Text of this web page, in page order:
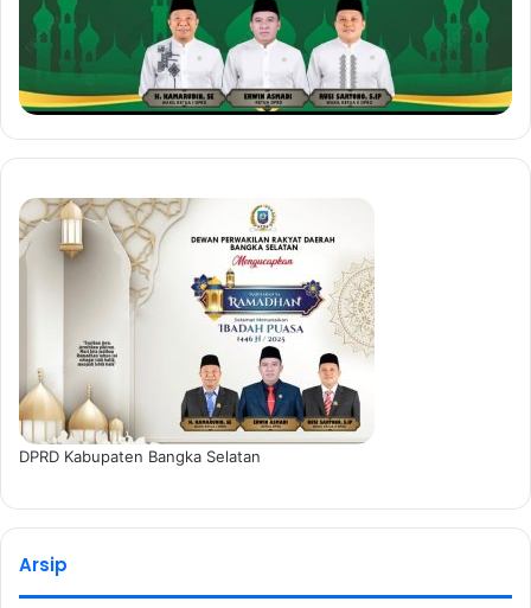
DPRD Kabupaten Bangka Selatan
Arsip